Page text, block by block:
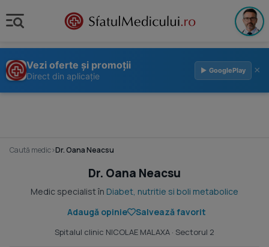
Vezi oferte și promoții
Direct din aplicație
▶ GooglePlay ×
Caută medic›Dr. Oana Neacsu
Dr. Oana Neacsu
Medic specialist în Diabet, nutritie si boli metabolice
Adaugă opinie
Salvează favorit
Spitalul clinic NICOLAE MALAXA · Sectorul 2